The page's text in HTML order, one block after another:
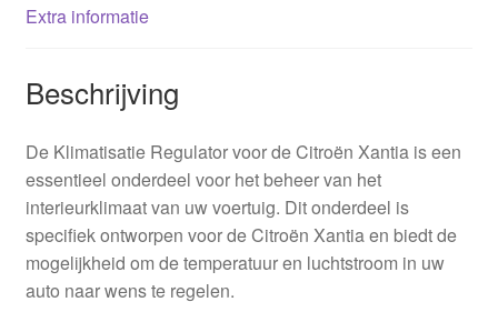
Extra informatie
Beschrijving
De Klimatisatie Regulator voor de Citroën Xantia is een
essentieel onderdeel voor het beheer van het
interieurklimaat van uw voertuig. Dit onderdeel is
specifiek ontworpen voor de Citroën Xantia en biedt de
mogelijkheid om de temperatuur en luchtstroom in uw
auto naar wens te regelen.